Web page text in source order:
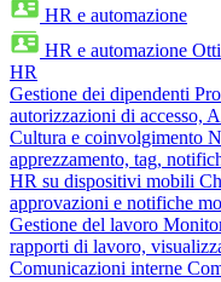
HR e automazione
HR e automazione
HR
Gestione dei dipendenti
autorizzazioni di accesso,
Cultura e coinvolgimento
apprezzamento, tag,
HR su dispositivi mobili
approvazioni e notifiche
Gestione del lavoro
rapporti di lavoro,
Comunicazioni interne